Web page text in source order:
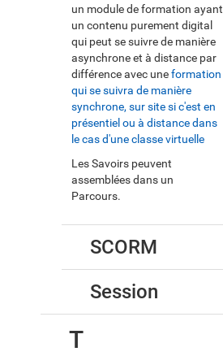
un module de formation ayant
un contenu purement digital
qui peut se suivre de manière
asynchrone et à distance par
différence avec uneformation
qui se suivra de manière
synchrone, sur site si c'est en
présentiel ou à distance dans
le cas d'une classe virtuelle
Les Savoirs peuvent
assemblées dans un
Parcours.
SCORM
Session
T